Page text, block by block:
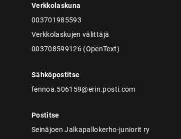
Verkkolaskuna
003701985593
Verkkolaskujen välittäjä
003708599126 (OpenText)
Sähköpostitse
fennoa.506159@erin.posti.com
Postitse
Seinäjoen Jalkapallokerho-juniorit ry